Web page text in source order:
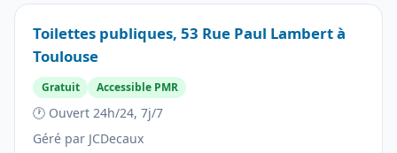
Toilettes publiques, 53 Rue Paul Lambert à
Toulouse
Gratuit Accessible PMR
🕐 Ouvert 24h/24, 7j/7
Géré par JCDecaux